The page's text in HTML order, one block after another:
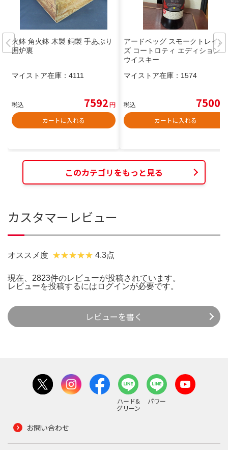
火鉢 角火鉢 木製 銅製 手あぶり
囲炉裏
マイストア在庫： 4111
税込 7592円
カートに入れる
アードベッグ スモークトレイル
ズ コートロティ エディション
ウイスキー
マイストア在庫： 1574
税込 7500
カートに入れる
このカテゴリをもっと見る
カスタマーレビュー
オススメ度 4.3点
現在、2823件のレビューが投稿されています。
レビューを投稿するには ログインが必要です。
レビューを書く
ハード&
グリーン
パワー
お問い合わせ